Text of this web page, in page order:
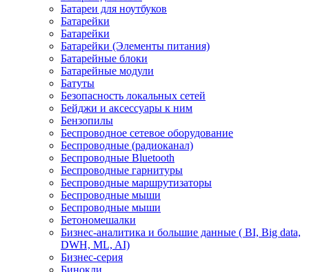
Батареи для ноутбуков
Батарейки
Батарейки
Батарейки (Элементы питания)
Батарейные блоки
Батарейные модули
Батуты
Безопасность локальных сетей
Бейджи и аксесcуары к ним
Бензопилы
Беспроводное сетевое оборудование
Беспроводные (радиоканал)
Беспроводные Bluetooth
Беспроводные гарнитуры
Беспроводные маршрутизаторы
Беспроводные мыши
Беспроводные мыши
Бетономешалки
Бизнес-аналитика и большие данные ( BI, Big data,
DWH, ML, AI)
Бизнес-серия
Бинокли